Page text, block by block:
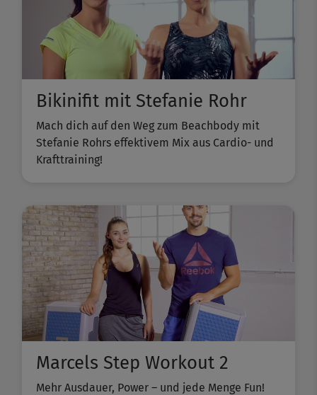
Bikinifit mit Stefanie Rohr
Mach dich auf den Weg zum Beachbody mit
Stefanie Rohrs effektivem Mix aus Cardio- und
Krafttraining!
Marcels Step Workout 2
Mehr Ausdauer, Power – und jede Menge Fun!